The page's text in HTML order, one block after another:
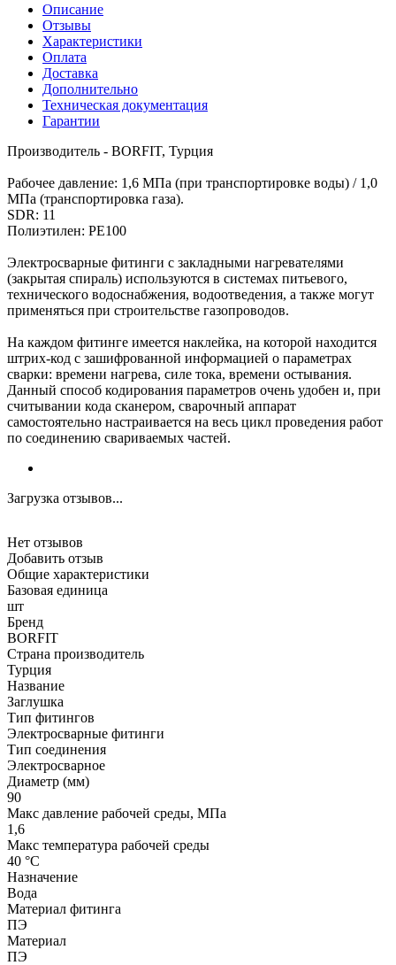
Описание
Отзывы
Характеристики
Оплата
Доставка
Дополнительно
Техническая документация
Гарантии
Производитель - BORFIT, Турция
Рабочее давление: 1,6 МПа (при транспортировке воды) / 1,0
МПа (транспортировка газа).
SDR: 11
Полиэтилен: PE100
Электросварные фитинги с закладными нагревателями
(закрытая спираль) используются в системах питьевого,
технического водоснабжения, водоотведения, а также могут
применяться при строительстве газопроводов.
На каждом фитинге имеется наклейка, на которой находится
штрих-код с зашифрованной информацией о параметрах
сварки: времени нагрева, силе тока, времени остывания.
Данный способ кодирования параметров очень удобен и, при
считывании кода сканером, сварочный аппарат
самостоятельно настраивается на весь цикл проведения работ
по соединению свариваемых частей.
Загрузка отзывов...
Нет отзывов
Добавить отзыв
Общие характеристики
Базовая единица
шт
Бренд
BORFIT
Страна производитель
Турция
Название
Заглушка
Тип фитингов
Электросварные фитинги
Тип соединения
Электросварное
Диаметр (мм)
90
Макс давление рабочей среды, МПа
1,6
Макс температура рабочей среды
40 °С
Назначение
Вода
Материал фитинга
ПЭ
Материал
ПЭ